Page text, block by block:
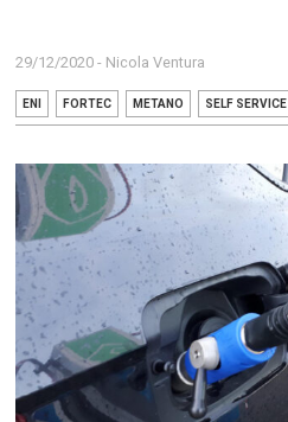
29/12/2020 - Nicola Ventura
ENI FORTEC METANO SELF SERVICE